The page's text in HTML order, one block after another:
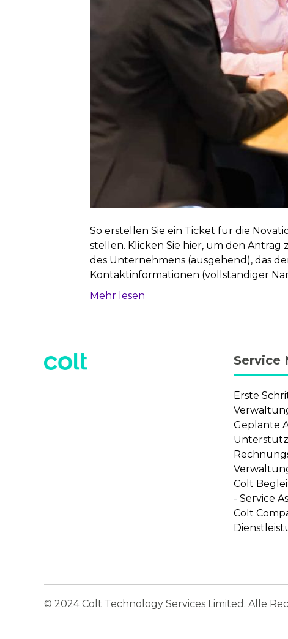
So erstellen Sie ein Ticket für die
stellen. Klicken Sie hier, um den
des Unternehmens (ausgehend), das
Kontaktinformationen (vollständiger
Mehr lesen
Service
Erste
Geplante
Colt
- Service
Colt
© 2024 Colt Technology Services Limited. Alle